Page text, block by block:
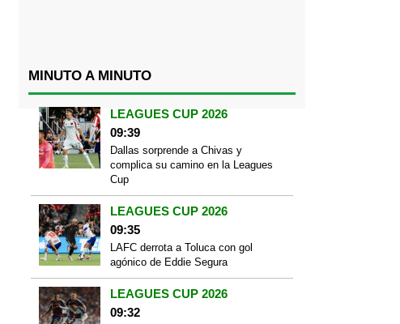
MINUTO A MINUTO
LEAGUES CUP 2026
09:39
Dallas sorprende a Chivas y
complica su camino en la Leagues
Cup
LEAGUES CUP 2026
09:35
LAFC derrota a Toluca con gol
agónico de Eddie Segura
LEAGUES CUP 2026
09:32